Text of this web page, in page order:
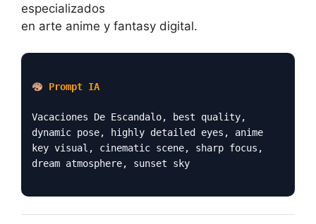
especializados
en arte anime y fantasy digital.
Prompt IA
Vacaciones De Escandalo, best quality,
dynamic pose, highly detailed eyes, anime
key visual, cinematic scene, sharp focus,
dream atmosphere, sunset sky